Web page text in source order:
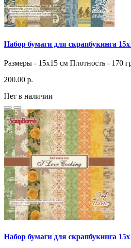
Набор бумаги для скрапбукинга
Размеры - 15х15 см Плотность - 170
200.00 р.
Нет в наличии
Набор бумаги для скрапбукинга